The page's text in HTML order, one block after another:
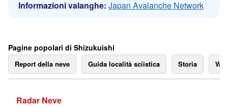
Informazioni valanghe: Japan Avalanche Network
Pagine popolari di Shizukuishi
Report della neve Guida località sciistica Storia
Radar Neve